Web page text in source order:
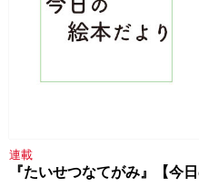
連載
『たいせつなてがみ』【今